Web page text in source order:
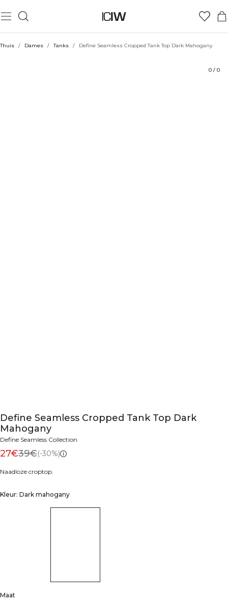
Thuis / Dames / Tanks / Define Seamless Cropped Tank Top Dark Mahogany
0 / 0
Define Seamless Cropped Tank Top Dark
Mahogany
Define Seamless Collection
27€39€(-30%)
Naadloze croptop.
Kleur: Dark mahogany
Maat